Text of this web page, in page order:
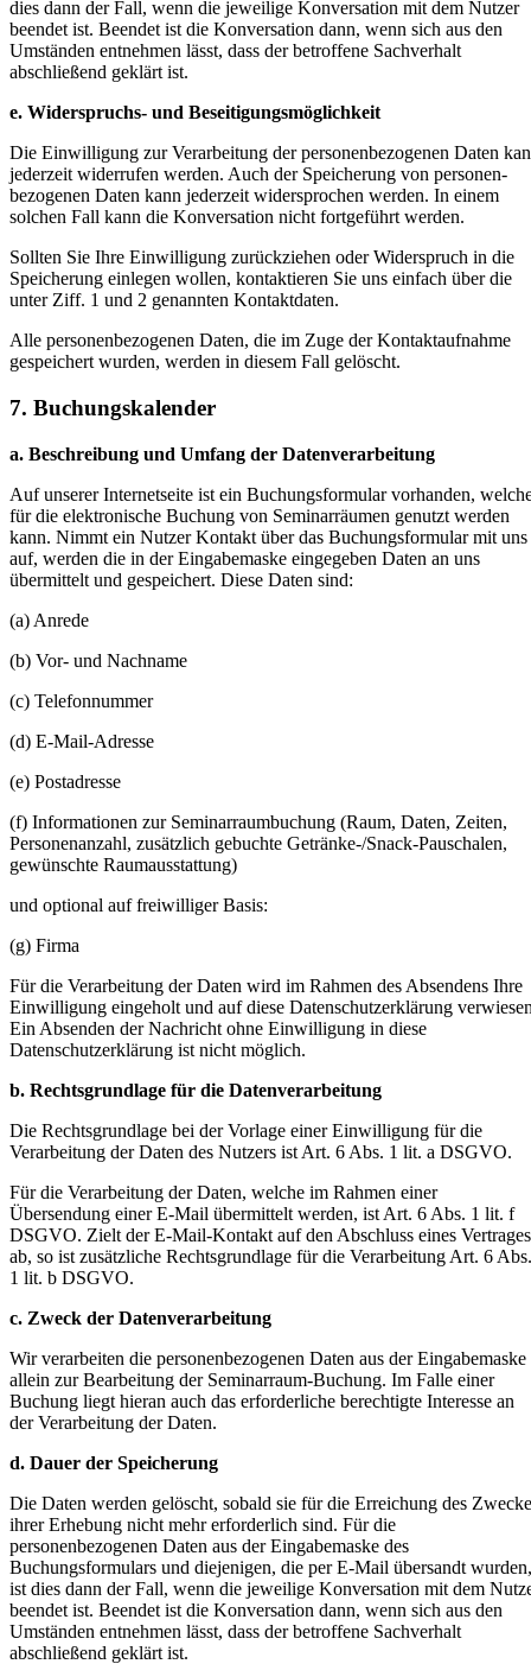
dies dann der Fall, wenn die jeweilige Konversation mit dem Nutzer
beendet ist. Beendet ist die Konversation dann, wenn sich aus den
Umständen entnehmen lässt, dass der betroffene Sachverhalt
abschließend geklärt ist.
e. Widerspruchs- und Beseitigungsmöglichkeit
Die Einwilligung zur Verarbeitung der personenbezogenen Daten
jederzeit widerrufen werden. Auch der Speicherung von personen-
bezogenen Daten kann jederzeit widersprochen werden. In einem
solchen Fall kann die Konversation nicht fortgeführt werden.
Sollten Sie Ihre Einwilligung zurückziehen oder Widerspruch in die
Speicherung einlegen wollen, kontaktieren Sie uns einfach über die
unter Ziff. 1 und 2 genannten Kontaktdaten.
Alle personenbezogenen Daten, die im Zuge der Kontaktaufnahme
gespeichert wurden, werden in diesem Fall gelöscht.
7. Buchungskalender
a. Beschreibung und Umfang der Datenverarbeitung
Auf unserer Internetseite ist ein Buchungsformular vorhanden,
für die elektronische Buchung von Seminarräumen genutzt werden
kann. Nimmt ein Nutzer Kontakt über das Buchungsformular mit uns
auf, werden die in der Eingabemaske eingegeben Daten an uns
übermittelt und gespeichert. Diese Daten sind:
(a) Anrede
(b) Vor- und Nachname
(c) Telefonnummer
(d) E-Mail-Adresse
(e) Postadresse
(f) Informationen zur Seminarraumbuchung (Raum, Daten, Zeiten,
Personenanzahl, zusätzlich gebuchte Getränke-/Snack-Pauschalen,
gewünschte Raumausstattung)
und optional auf freiwilliger Basis:
(g) Firma
Für die Verarbeitung der Daten wird im Rahmen des Absendens Ihre
Einwilligung eingeholt und auf diese Datenschutzerklärung
Ein Absenden der Nachricht ohne Einwilligung in diese
Datenschutzerklärung ist nicht möglich.
b. Rechtsgrundlage für die Datenverarbeitung
Die Rechtsgrundlage bei der Vorlage einer Einwilligung für die
Verarbeitung der Daten des Nutzers ist Art. 6 Abs. 1 lit. a DSGVO.
Für die Verarbeitung der Daten, welche im Rahmen einer
Übersendung einer E-Mail übermittelt werden, ist Art. 6 Abs. 1 lit. f
DSGVO. Zielt der E-Mail-Kontakt auf den Abschluss eines Vertrages
ab, so ist zusätzliche Rechtsgrundlage für die Verarbeitung Art. 6 Abs.
1 lit. b DSGVO.
c. Zweck der Datenverarbeitung
Wir verarbeiten die personenbezogenen Daten aus der Eingabemaske
allein zur Bearbeitung der Seminarraum-Buchung. Im Falle einer
Buchung liegt hieran auch das erforderliche berechtigte Interesse an
der Verarbeitung der Daten.
d. Dauer der Speicherung
Die Daten werden gelöscht, sobald sie für die Erreichung des
ihrer Erhebung nicht mehr erforderlich sind. Für die
personenbezogenen Daten aus der Eingabemaske des
Buchungsformulars und diejenigen, die per E-Mail übersandt wurden,
ist dies dann der Fall, wenn die jeweilige Konversation mit dem
beendet ist. Beendet ist die Konversation dann, wenn sich aus den
Umständen entnehmen lässt, dass der betroffene Sachverhalt
abschließend geklärt ist.